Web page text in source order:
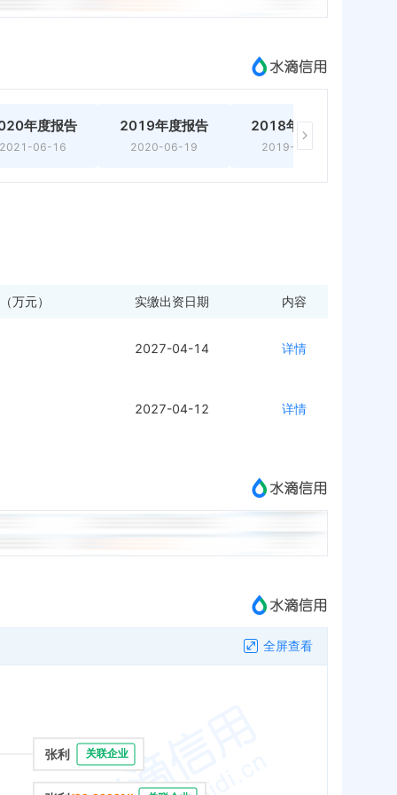
年度报告
06-16
2019年度报告
2020-06-19
2018年度报告
2019-03-14
万元） 实缴出资日期 内容
2027-04-14 详情
2027-04-12 详情
全屏查看
张利 关联企业